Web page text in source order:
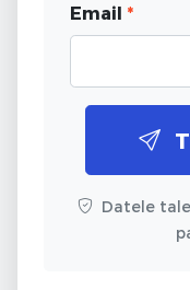
Email *
Datele